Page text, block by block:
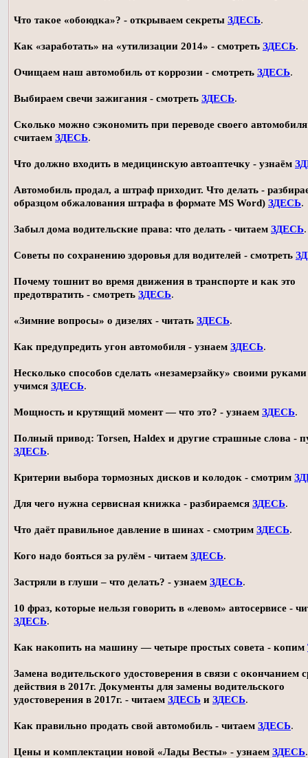
Что такое «обоюдка»? - открываем секреты ЗДЕСЬ.
Как «заработать» на «утилизации 2014» - смотреть ЗДЕСЬ.
Очищаем наш автомобиль от коррозии - смотреть ЗДЕСЬ.
Выбираем свечи зажигания - смотреть ЗДЕСЬ.
Сколько можно сэкономить при переводе своего автомобиля
считаем ЗДЕСЬ.
Что должно входить в медицинскую автоаптечку - узнаём
Автомобиль продал, а штраф приходит. Что делать -
образцом обжалования штрафа в формате MS Word) ЗДЕСЬ.
Забыл дома водительские права: что делать - читаем ЗДЕСЬ.
Советы по сохранению здоровья для водителей - смотреть
Почему тошнит во время движения в транспорте и как это
предотвратить - смотреть ЗДЕСЬ.
«Зимние вопросы» о дизелях - читать ЗДЕСЬ.
Как предупредить угон автомобиля - узнаем ЗДЕСЬ.
Несколько способов сделать «незамерзайку» своими
учимся ЗДЕСЬ.
Мощность и крутящий момент — что это? - узнаем ЗДЕСЬ.
Полный привод: Torsen, Haldex и другие страшные слова -
ЗДЕСЬ.
Критерии выбора тормозных дисков и колодок - смотрим
Для чего нужна сервисная книжка - разбираемся ЗДЕСЬ.
Что даёт правильное давление в шинах - смотрим ЗДЕСЬ.
Кого надо бояться за рулём - читаем ЗДЕСЬ.
Застряли в глуши – что делать? - узнаем ЗДЕСЬ.
10 фраз, которые нельзя говорить в «левом» автосервисе -
ЗДЕСЬ.
Как накопить на машину — четыре простых совета - копим
Замена водительского удостоверения в связи с окончанием
действия в 2017г. Документы для замены водительского
удостоверения в 2017г. - читаем ЗДЕСЬ и ЗДЕСЬ.
Как правильно продать свой автомобиль - читаем ЗДЕСЬ.
Цены и комплектации новой «Лады Весты» - узнаем ЗДЕСЬ.